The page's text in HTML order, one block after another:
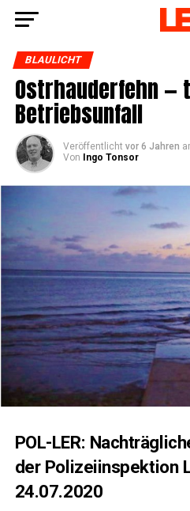
BLAULICHT
Ost­rhau­der­fehn —
Betriebsunfall
Veröffentlicht vor 6 Jahren
Von
Ingo Tonsor
POL-LER:
der Poli­zei­in­spek­ti­on
24.07.2020